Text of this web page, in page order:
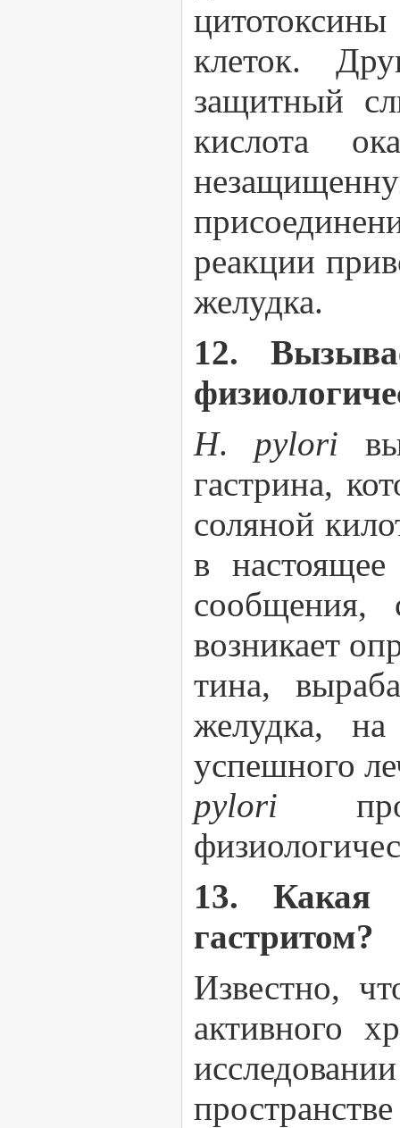
клеток.
защитный
кислота
реакции
желудка.
12.
H. pylori
гастрина,
соляной
в
сообщения,
возникает
тина,
желудка,
успешного
pylori
13. Какая
гастритом?
Известно,
активного